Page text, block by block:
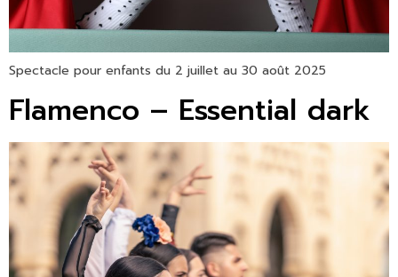
Spectacle pour enfants du 2 juillet au 30 août 2025
Flamenco – Essential dark